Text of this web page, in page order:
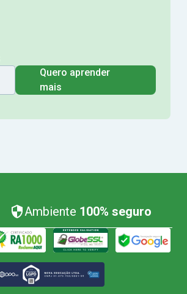
Quero aprender
mais
Ambiente 100% seguro